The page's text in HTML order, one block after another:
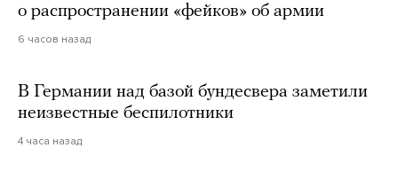
о распространении «фейков» об армии
6 часов назад
В Германии над базой бундесвера заметили
неизвестные беспилотники
4 часа назад